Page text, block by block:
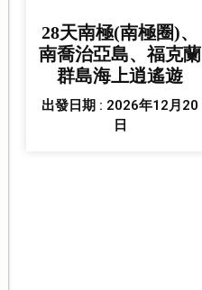
28天南極(南極圈)、
南喬治亞島、福克蘭
群島海上逍遙遊
出發日期 : 2026年12月20
日